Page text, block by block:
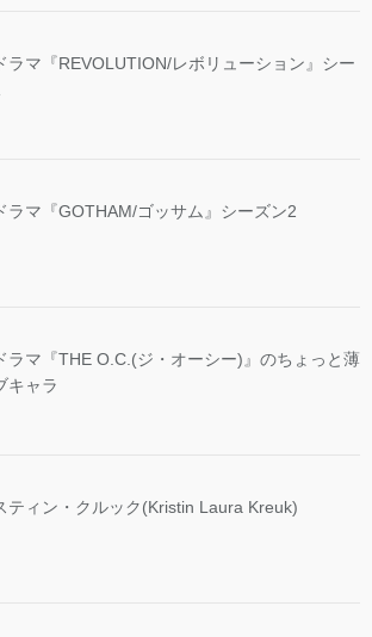
ラマ『REVOLUTION/レボリューション』シー
ラマ『GOTHAM/ゴッサム』シーズン2
ラマ『THE O.C.(ジ・オーシー)』のちょっと薄
キャラ
ティン・クルック(Kristin Laura Kreuk)